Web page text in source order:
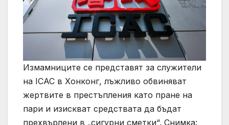
Измамниците се представят за служители
на ICAC в Хонконг, лъжливо обвиняват
жертвите в престъпления като пране на
пари и изискват средствата да бъдат
прехвърлени в „сигурни сметки“. Снимка: